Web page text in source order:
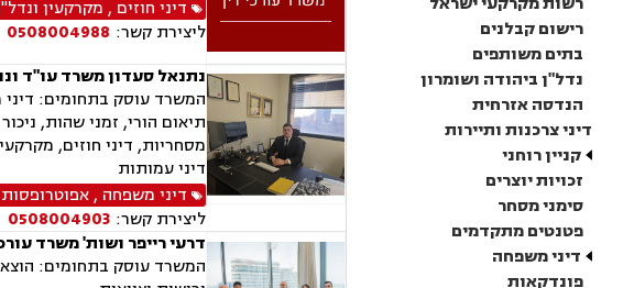
רישום קבלנים
בתים משותפים
נדל"ן ביהודה ושומרון
הנדסה אזרחית
דיני צרכנות ותיירות
קניין רוחני
זכויות יוצרים
סימני מסחר
פטנטים מתקדמים
דיני משפחה
פונדקאות
דיני חוזים , מקרקעין
ליצירת קשר: 0508004988
נתנאל סעדון משרד עו"ד
המשרד עוסק בתחומים: דיני
תיאום הורי, זמני שהות,
מסחריות, דיני חוזים,
דיני עמותות
דיני משפחה ,אפוטרופסות
ליצירת קשר: 0508004903
דרעי רייפר ושות' משרד
המשרד עוסק בתחומים: